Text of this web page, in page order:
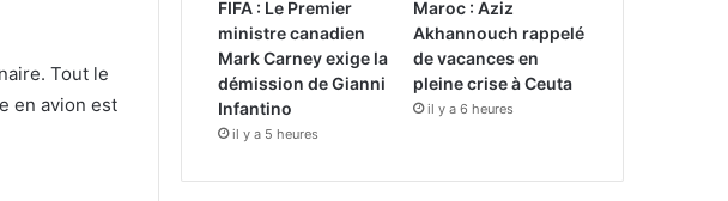
Tout le
en avion est
FIFA : Le Premier
ministre canadien
Mark Carney exige la
démission de Gianni
Infantino
il y a 5 heures
Maroc : Aziz
Akhannouch rappelé
de vacances en
pleine crise à Ceuta
il y a 6 heures